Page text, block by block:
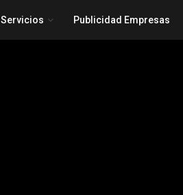
Servicios Publicidad Empresas